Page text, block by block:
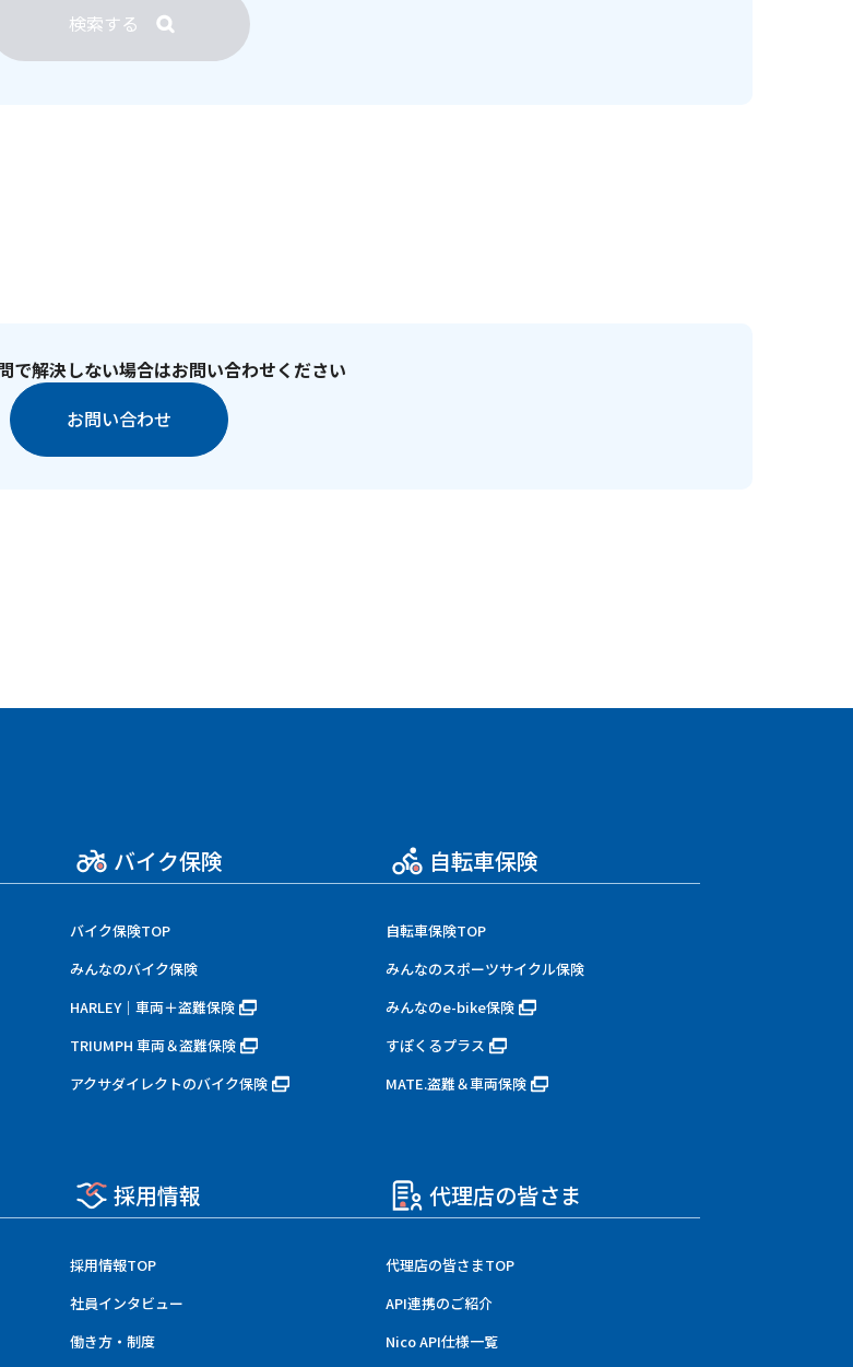
検索する
で解決しない場合はお問い合わせください
お問い合わせ
バイク保険
バイク保険TOP
みんなのバイク保険
HARLEY｜車両＋盗難保険
TRIUMPH 車両＆盗難保険
アクサダイレクトのバイク保険
自転車保険
自転車保険TOP
みんなのスポーツサイクル保険
みんなのe-bike保険
すぽくるプラス
MATE.盗難＆車両保険
採用情報
採用情報TOP
社員インタビュー
働き方・制度
代理店の皆さま
代理店の皆さまTOP
API連携のご紹介
Nico API仕様一覧